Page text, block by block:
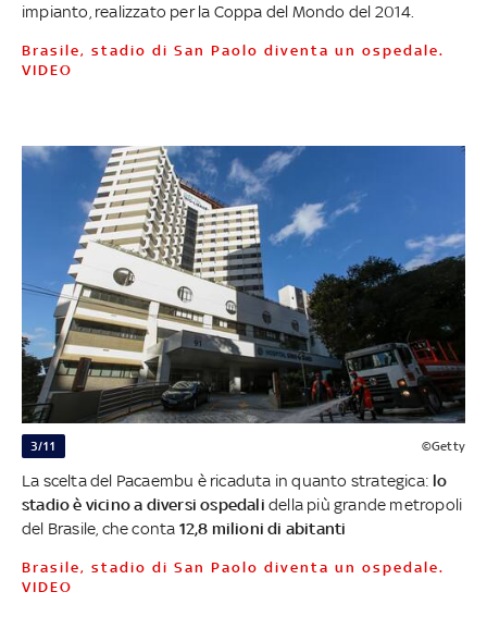
impianto, realizzato per la Coppa del Mondo del 2014.
Brasile, stadio di San Paolo diventa un ospedale.
VIDEO
3/11 ©Getty
La scelta del Pacaembu è ricaduta in quanto strategica: lo
stadio è vicino a diversi ospedali della più grande metropoli
del Brasile, che conta 12,8 milioni di abitanti
Brasile, stadio di San Paolo diventa un ospedale.
VIDEO